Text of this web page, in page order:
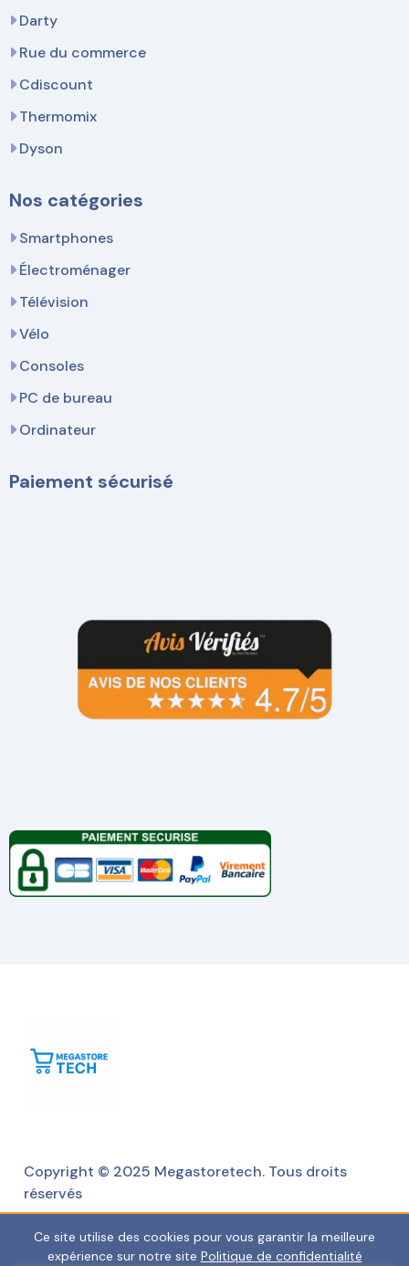
Darty
Rue du commerce
Cdiscount
Thermomix
Dyson
Nos catégories
Smartphones
Électroménager
Télévision
Vélo
Consoles
PC de bureau
Ordinateur
Paiement sécurisé
Copyright © 2025 Megastoretech. Tous droits
réservés
Ce site utilise des cookies pour vous garantir la meilleure
expérience sur notre site Politique de confidentialité